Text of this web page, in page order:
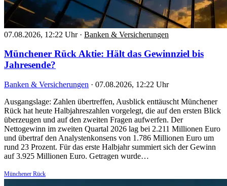
07.08.2026, 12:22 Uhr · Banken & Versicherungen
Münchener Rück Aktie: Hält das Gewinnziel bis
Jahresende?
Banken & Versicherungen · 07.08.2026, 12:22 Uhr
Ausgangslage: Zahlen übertreffen, Ausblick enttäuscht Münchener
Rück hat heute Halbjahreszahlen vorgelegt, die auf den ersten Blick
überzeugen und auf den zweiten Fragen aufwerfen. Der
Nettogewinn im zweiten Quartal 2026 lag bei 2.211 Millionen Euro
und übertraf den Analystenkonsens von 1.786 Millionen Euro um
rund 23 Prozent. Für das erste Halbjahr summiert sich der Gewinn
auf 3.925 Millionen Euro. Getragen wurde…
Münchener Rück